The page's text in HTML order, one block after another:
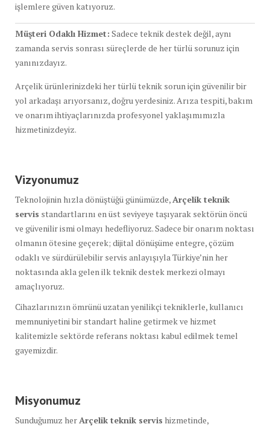
işlemlere güven katıyoruz.
Müşteri Odaklı Hizmet: Sadece teknik destek değil, aynı
zamanda servis sonrası süreçlerde de her türlü sorunuz için
yanınızdayız.
Arçelik ürünlerinizdeki her türlü teknik sorun için güvenilir bir
yol arkadaşı arıyorsanız, doğru yerdesiniz. Arıza tespiti, bakım
ve onarım ihtiyaçlarınızda profesyonel yaklaşımımızla
hizmetinizdeyiz.
Vizyonumuz
Teknolojinin hızla dönüştüğü günümüzde,Arçelik teknik
servis standartlarını en üst seviyeye taşıyarak sektörün öncü
ve güvenilir ismi olmayı hedefliyoruz. Sadece bir onarım noktası
olmanın ötesine geçerek; dijital dönüşüme entegre, çözüm
odaklı ve sürdürülebilir servis anlayışıyla Türkiye’nin her
noktasında akla gelen ilk teknik destek merkezi olmayı
amaçlıyoruz.
Cihazlarınızın ömrünü uzatan yenilikçi tekniklerle, kullanıcı
memnuniyetini bir standart haline getirmek ve hizmet
kalitemizle sektörde referans noktası kabul edilmek temel
gayemizdir.
Misyonumuz
Sunduğumuz herArçelik teknik servis hizmetinde,